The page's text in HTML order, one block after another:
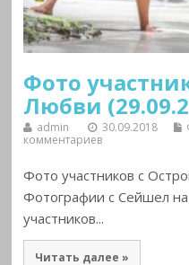
Фото
Любви
admin 30.09.2018
комментариев
Фото участников с
Фотографии с Сейшел
участников...
Читать далее »